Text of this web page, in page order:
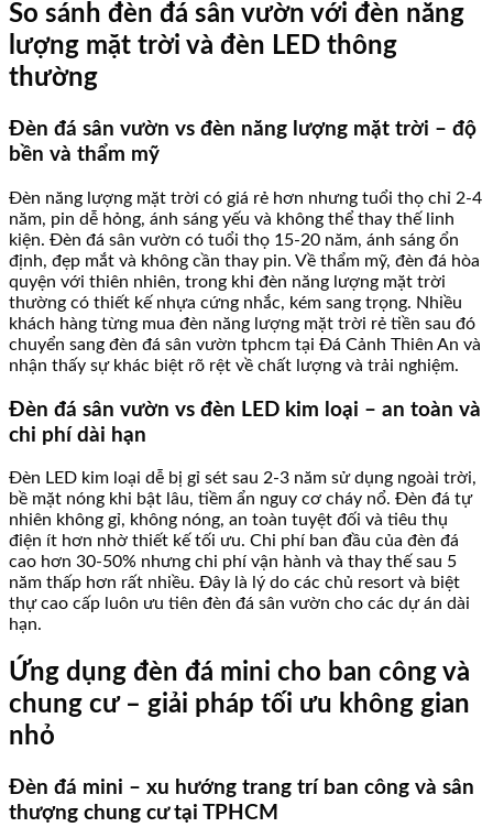
So sánh đèn đá sân vườn với đèn năng
lượng mặt trời và đèn LED thông
thường
Đèn đá sân vườn vs đèn năng lượng mặt trời – độ
bền và thẩm mỹ
Đèn năng lượng mặt trời có giá rẻ hơn nhưng tuổi thọ chỉ 2-4
năm, pin dễ hỏng, ánh sáng yếu và không thể thay thế linh
kiện. Đèn đá sân vườn có tuổi thọ 15-20 năm, ánh sáng ổn
định, đẹp mắt và không cần thay pin. Về thẩm mỹ, đèn đá hòa
quyện với thiên nhiên, trong khi đèn năng lượng mặt trời
thường có thiết kế nhựa cứng nhắc, kém sang trọng. Nhiều
khách hàng từng mua đèn năng lượng mặt trời rẻ tiền sau đó
chuyển sang đèn đá sân vườn tphcm tại Đá Cảnh Thiên An và
nhận thấy sự khác biệt rõ rệt về chất lượng và trải nghiệm.
Đèn đá sân vườn vs đèn LED kim loại – an toàn và
chi phí dài hạn
Đèn LED kim loại dễ bị gỉ sét sau 2-3 năm sử dụng ngoài trời,
bề mặt nóng khi bật lâu, tiềm ẩn nguy cơ cháy nổ. Đèn đá tự
nhiên không gỉ, không nóng, an toàn tuyệt đối và tiêu thụ
điện ít hơn nhờ thiết kế tối ưu. Chi phí ban đầu của đèn đá
cao hơn 30-50% nhưng chi phí vận hành và thay thế sau 5
năm thấp hơn rất nhiều. Đây là lý do các chủ resort và biệt
thự cao cấp luôn ưu tiên đèn đá sân vườn cho các dự án dài
hạn.
Ứng dụng đèn đá mini cho ban công và
chung cư – giải pháp tối ưu không gian
nhỏ
Đèn đá mini – xu hướng trang trí ban công và sân
thượng chung cư tại TPHCM